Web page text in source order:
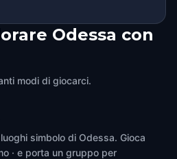
Odessa con
modi di giocarci.
simbolo di Odessa. Gioca
· e porta un gruppo per